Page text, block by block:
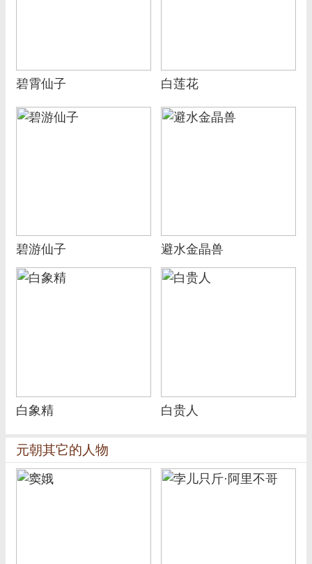
碧霄仙子 白莲花
碧游仙子 避水金晶兽
白象精 白贵人
元朝其它的人物